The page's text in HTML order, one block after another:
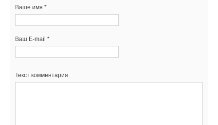
Ваше имя *
Ваш E-mail *
Текст комментария